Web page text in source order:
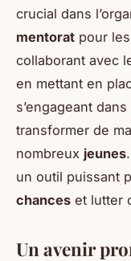
crucial dans
mentorat pour les
collaborant avec
en mettant en
s’engageant
transformer de
nombreux jeunes
un outil puissant
chances et lutter
Un avenir